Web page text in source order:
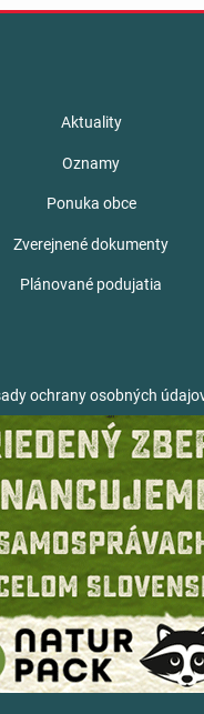
Aktuality
Oznamy
Ponuka obce
Zverejnené dokumenty
Plánované podujatia
ochrany osobných